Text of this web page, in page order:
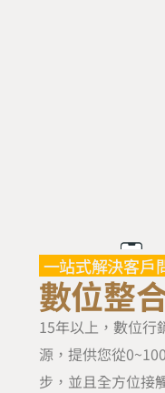
一站式解決客戶
數位整
15年以上，數位行
源，提供您從
步，並且全方位接